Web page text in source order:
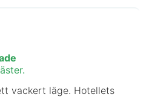
vackert läge. Hotellets